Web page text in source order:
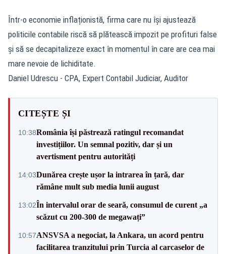
Într-o economie inflaționistă, firma care nu își ajustează
politicile contabile riscă să plătească impozit pe profituri false
și să se decapitalizeze exact în momentul în care are cea mai
mare nevoie de lichiditate.
Daniel Udrescu - CPA, Expert Contabil Judiciar, Auditor
CITEȘTE ȘI
10:38România își păstrează ratingul recomandat
investițiilor. Un semnal pozitiv, dar și un
avertisment pentru autorități
14:03Dunărea crește ușor la intrarea în țară, dar
rămâne mult sub media lunii august
13:02În intervalul orar de seară, consumul de curent „a
scăzut cu 200-300 de megawați”
10:57ANSVSA a negociat, la Ankara, un acord pentru
facilitarea tranzitului prin Turcia al carcaselor de